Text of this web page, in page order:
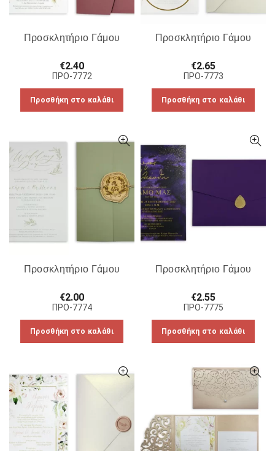
Προσκλητήριο Γάμου
€2.40
ΠΡΟ-7772
Προσθήκη στο καλάθι
Προσκλητήριο Γάμου
€2.65
ΠΡΟ-7773
Προσθήκη στο καλάθι
Προσκλητήριο Γάμου
€2.00
ΠΡΟ-7774
Προσθήκη στο καλάθι
Προσκλητήριο Γάμου
€2.55
ΠΡΟ-7775
Προσθήκη στο καλάθι